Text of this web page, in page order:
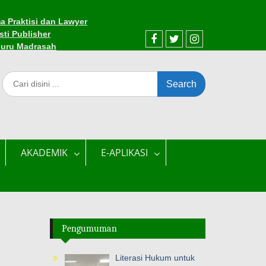
Praktisi dan Lawyer
Publisher
Madrasah
AKADEMIK E-APLIKASI
Pengumuman
Literasi Hukum untuk